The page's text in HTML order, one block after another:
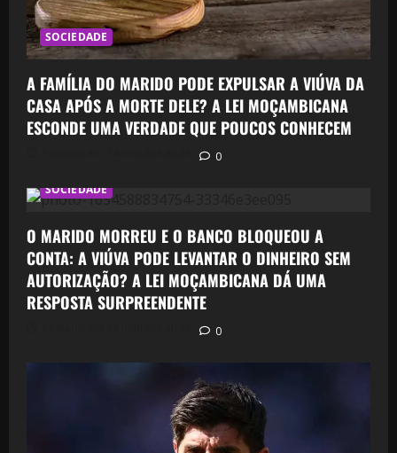
SOCIEDADE
A FAMÍLIA DO MARIDO PODE EXPULSAR A VIÚVA DA
CASA APÓS A MORTE DELE? A LEI MOÇAMBICANA
ESCONDE UMA VERDADE QUE POUCOS CONHECEM
0
SOCIEDADE
O MARIDO MORREU E O BANCO BLOQUEOU A
CONTA: A VIÚVA PODE LEVANTAR O DINHEIRO SEM
AUTORIZAÇÃO? A LEI MOÇAMBICANA DÁ UMA
RESPOSTA SURPREENDENTE
0